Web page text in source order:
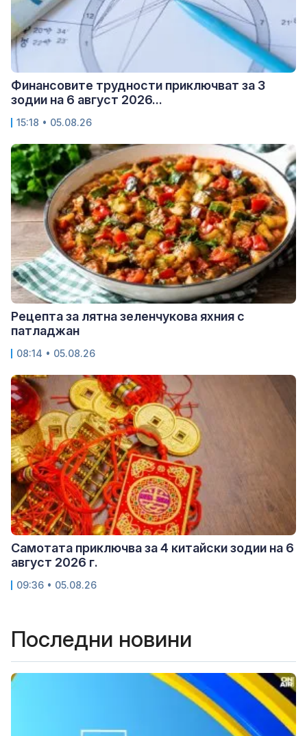
Финансовите трудности приключват за 3
зодии на 6 август 2026...
15:18 • 05.08.26
Рецепта за лятна зеленчукова яхния с
патладжан
08:14 • 05.08.26
Самотата приключва за 4 китайски зодии на 6
август 2026 г.
09:36 • 05.08.26
Последни новини